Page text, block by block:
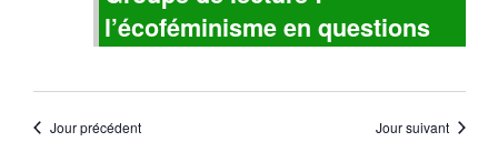
vues
l’écoféminisme en questions
Jour précédent Jour suivant